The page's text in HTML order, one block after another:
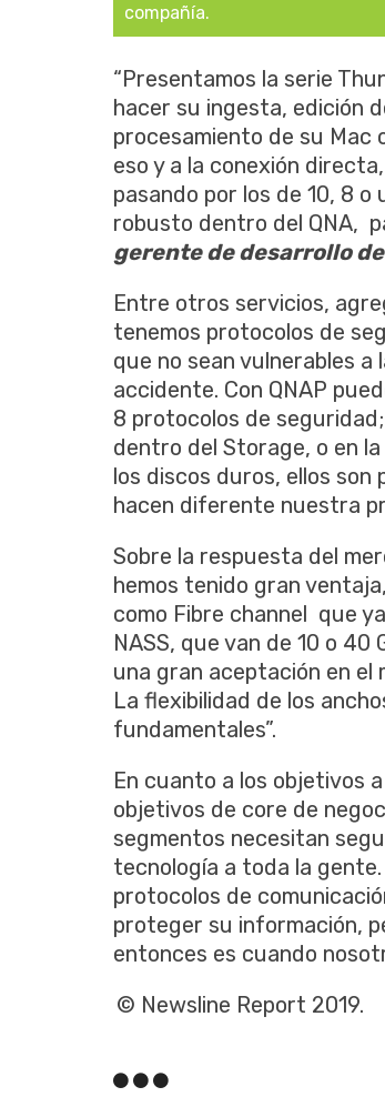
compañía.
“Presentamos la serie
hacer su ingesta, edición
procesamiento de su Mac
eso y a la conexión
pasando por los de 10, 8
robusto dentro del QNA,
gerente de desarrollo
Entre otros servicios,
tenemos protocolos de
que no sean vulnerables
accidente. Con QNAP
8 protocolos de
dentro del Storage, o en
los discos duros, ellos
hacen diferente nuestra
Sobre la respuesta del
hemos tenido gran
como Fibre channel que
NASS, que van de 10 o
una gran aceptación en el
La flexibilidad de los
fundamentales”.
En cuanto a los objetivos
objetivos de core de
segmentos necesitan
tecnología a toda la
protocolos de
proteger su información,
entonces es cuando
© Newsline Report 2019.